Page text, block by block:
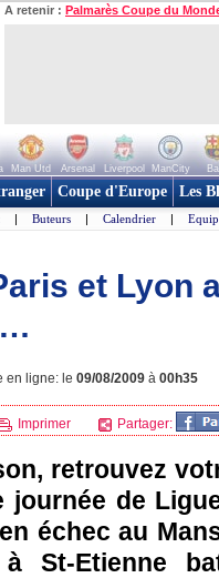
A retenir : Palmarès Coupe du
Man Utd Arsenal Liverpool ManCity
Coupe d'Europe Les
| Buteurs | Calendrier |
et Lyon
en ligne: le 09/08/2009 à 00h35
Imprimer Partager:
retrouvez
journée de
échec au
à St-Etienne